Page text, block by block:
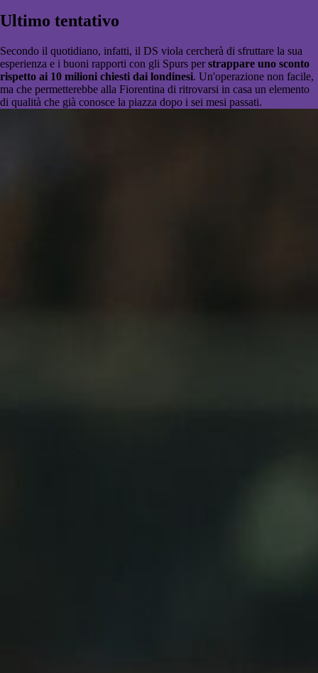
Ultimo tentativo
Secondo il quotidiano, infatti, il DS viola cercherà di sfruttare la sua
esperienza e i buoni rapporti con gli Spurs perstrappare uno sconto
rispetto ai 10 milioni chiesti dai londinesi. Un'operazione non facile,
ma che permetterebbe alla Fiorentina di ritrovarsi in casa un elemento
di qualità che già conosce la piazza dopo i sei mesi passati.